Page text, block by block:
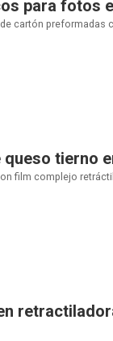
para fotos
cartón preformadas
tierno
film complejo retráctil